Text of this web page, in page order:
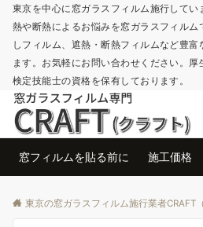
東京を中心に窓ガラスフィルム施行して
熱や断熱によるお悩みを窓ガラスフィル
しフィルム、遮熱・断熱フィルムなど豊
ます。お気軽にお問い合わせください。
検定技能士の資格を保有しております。
窓フィルムを貼る前に 施工価格
東京の窓ガラスフィルム施行業者CRAFT